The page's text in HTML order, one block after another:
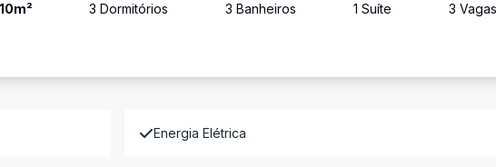
m² 3 Dormitórios 3 Banheiros 1 Suíte 3 Vagas
Energia Elétrica